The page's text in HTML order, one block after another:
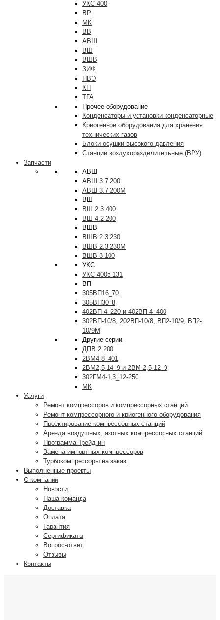
УКС 400
ВР
МК
ВВ
АВШ
ВШ
ВШВ
ЗИФ
НВЭ
КП
ТГА
Прочее оборудование
Конденсаторы и установки конденсаторные
Криогенное оборудования для хранения
технических газов
Блоки осушки высокого давления
Станции воздухоразделительные (ВРУ)
Запчасти
АВШ
АВШ 3.7 200
АВШ 3.7 200М
ВШ
ВШ 2.3 400
ВШ 4.2 200
ВШВ
ВШВ 2.3 230
ВШВ 2.3 230М
ВШВ 3 100
УКС
УКС 400в 131
ВП
305ВП16_70
305ВП30_8
402ВП-4_220 и 402ВП-4_400
302ВП-10/8, 202ВП-10/8, ВП2-10/9, ВП2-
10/9М
Другие серии
ДПВ 2 200
2ВМ4-8_401
2ВМ2,5-14_9 и 2ВМ-2,5-12_9
302ГМ4-1,3_12-250
МК
Услуги
Ремонт компрессоров и компрессорных станций
Ремонт компрессорного и криогенного оборудования
Проектирование компрессорных станций
Аренда воздушных, азотных компрессорных станций
Программа Трейд-ин
Замена импортных компрессоров
Турбокомпрессоры на заказ
Выполненные проекты
О компании
Новости
Наша команда
Доставка
Оплата
Гарантия
Сертификаты
Вопрос-ответ
Отзывы
Контакты